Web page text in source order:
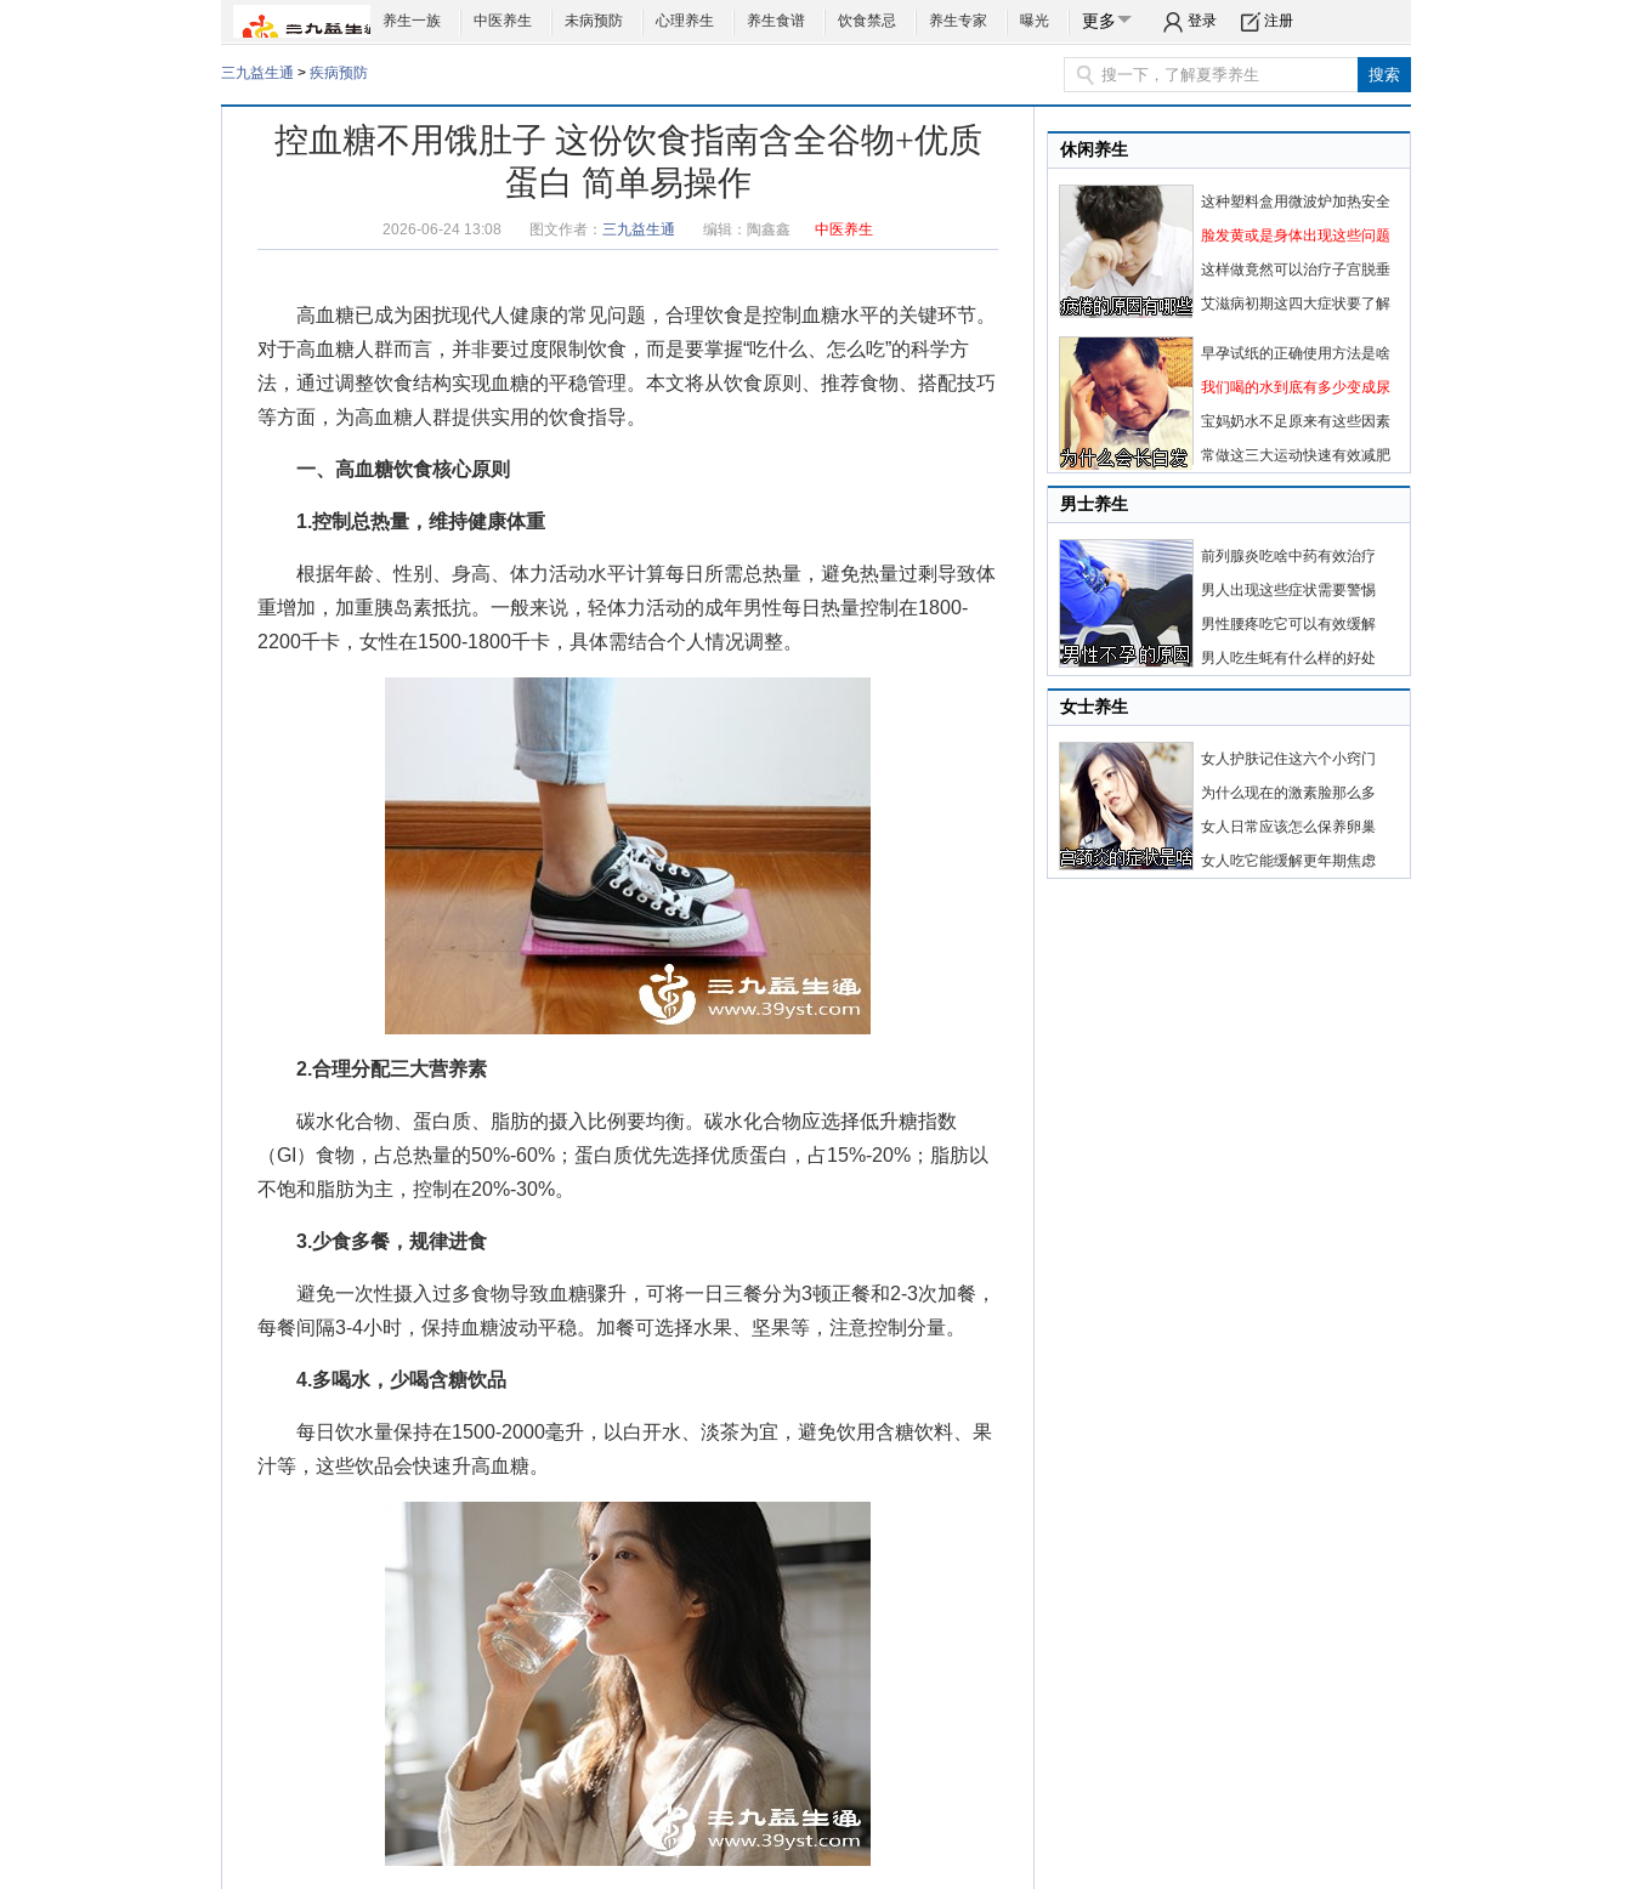
养生一族 中医养生 未病预防 心理养生 养生食谱 饮食禁忌 养生专家 曝光 更多 登录 注册
三九益生通 > 疾病预防
控血糖不用饿肚子 这份饮食指南含全谷物+优质
蛋白 简单易操作
2026-06-24 13:08 图文作者： 三九益生通 编辑： 陶鑫鑫 中医养生
高血糖已成为困扰现代人健康的常见问题，合理饮食是控制血糖水平的关键环节。
对于高血糖人群而言，并非要过度限制饮食，而是要掌握“吃什么、怎么吃”的科学方
法，通过调整饮食结构实现血糖的平稳管理。本文将从饮食原则、推荐食物、搭配技巧
等方面，为高血糖人群提供实用的饮食指导。
一、高血糖饮食核心原则
1.控制总热量，维持健康体重
根据年龄、性别、身高、体力活动水平计算每日所需总热量，避免热量过剩导致体
重增加，加重胰岛素抵抗。一般来说，轻体力活动的成年男性每日热量控制在1800-
2200千卡，女性在1500-1800千卡，具体需结合个人情况调整。
2.合理分配三大营养素
碳水化合物、蛋白质、脂肪的摄入比例要均衡。碳水化合物应选择低升糖指数
（GI）食物，占总热量的50%-60%；蛋白质优先选择优质蛋白，占15%-20%；脂肪以
不饱和脂肪为主，控制在20%-30%。
3.少食多餐，规律进食
避免一次性摄入过多食物导致血糖骤升，可将一日三餐分为3顿正餐和2-3次加餐，
每餐间隔3-4小时，保持血糖波动平稳。加餐可选择水果、坚果等，注意控制分量。
4.多喝水，少喝含糖饮品
每日饮水量保持在1500-2000毫升，以白开水、淡茶为宜，避免饮用含糖饮料、果
汁等，这些饮品会快速升高血糖。
休闲养生
这种塑料盒用微波炉加热安全
脸发黄或是身体出现这些问题
这样做竟然可以治疗子宫脱垂
艾滋病初期这四大症状要了解
早孕试纸的正确使用方法是啥
我们喝的水到底有多少变成尿
宝妈奶水不足原来有这些因素
常做这三大运动快速有效减肥
男士养生
前列腺炎吃啥中药有效治疗
男人出现这些症状需要警惕
男性腰疼吃它可以有效缓解
男人吃生蚝有什么样的好处
女士养生
女人护肤记住这六个小窍门
为什么现在的激素脸那么多
女人日常应该怎么保养卵巢
女人吃它能缓解更年期焦虑